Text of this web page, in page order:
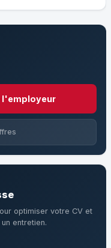
l'employeur
optimiser votre CV et
entretien.